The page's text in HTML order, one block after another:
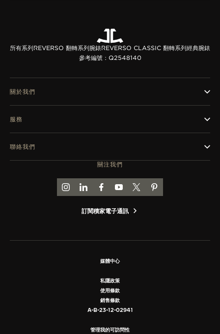
所有系列REVERSO 翻轉系列腕錶REVERSO CLASSIC 翻轉系列經典腕錶
參考編號：Q2548140
關注我們
前往積家 INSTAGRAM 頁面
前往積家 LINKEDIN 頁面
前往積家 FACEBOOK 頁面
前往積家 YOUTUBE 頁面
前往積家推特頁面
前往積家 PINTEREST
訂閱積家電子通訊
關於我們
服務
聯絡我們
媒體中心
私隱政策
使用條款
銷售條款
A-B-23-12-02941
管理我的可訪問性